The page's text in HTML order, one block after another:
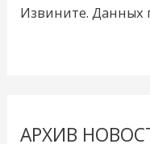
Извините. Данных
АРХИВ